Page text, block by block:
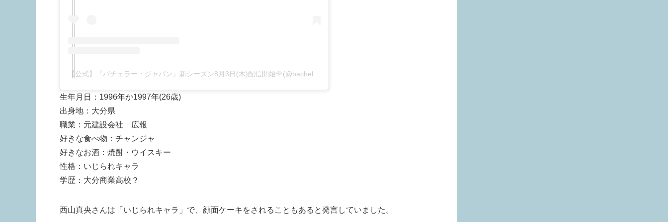
【公式】『バチェラー・ジャパン』新シーズン8月3日(木)配信開始🌹(@bachelorjapan)がシェアした投稿
生年月日：1996年か1997年(26歳)
出身地：大分県
職業：元建設会社 広報
好きな食べ物：チャンジャ
好きなお酒：焼酎・ウイスキー
性格：いじられキャラ
学歴：大分商業高校？
西山真央さんは「いじられキャラ」で、顔面ケーキをされることもあると発言していました。